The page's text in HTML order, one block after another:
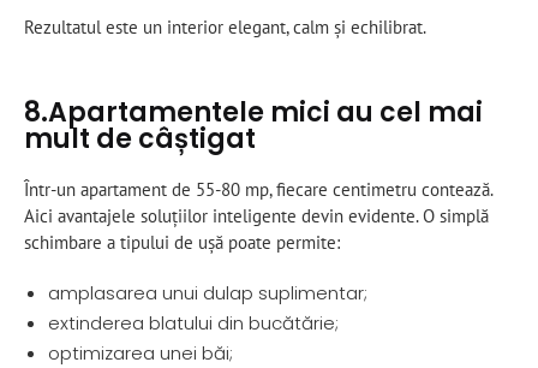
Rezultatul este un interior elegant, calm și echilibrat.
8.Apartamentele mici au cel mai
mult de câștigat
Într-un apartament de 55-80 mp, fiecare centimetru contează.
Aici avantajele soluțiilor inteligente devin evidente. O simplă
schimbare a tipului de ușă poate permite:
amplasarea unui dulap suplimentar;
extinderea blatului din bucătărie;
optimizarea unei băi;